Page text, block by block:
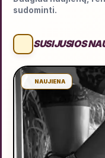
sudominti.
SUSIJUSIOS
NAUJIENA